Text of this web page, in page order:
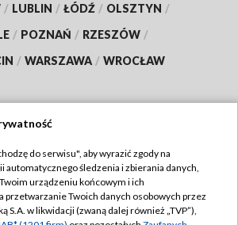
/ LUBLIN / ŁÓDŹ / OLSZTYN /
/ POZNAŃ / RZESZÓW /
/ WARSZAWA / WROCŁAW
TVP
Regulamin TVP
do serwisu", aby wyrazić zgody na
automatycznego śledzenia i zbierania danych,
urządzeniu końcowym i ich
przetwarzanie Twoich danych osobowych przez
S.A. w likwidacji (zwaną dalej również „TVP”),